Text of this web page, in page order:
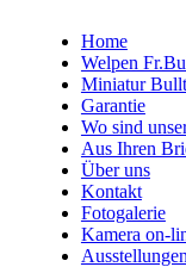
Home
Welpen
Miniatur
Garantie
Wo sind
Aus Ihren
Über uns
Kontakt
Fotogalerie
Kamera on-
Ausstellungen